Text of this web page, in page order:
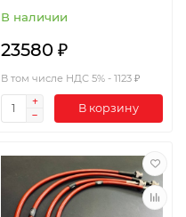
В наличии
23580 ₽
В том числе НДС 5% - 1123 ₽
В корзину